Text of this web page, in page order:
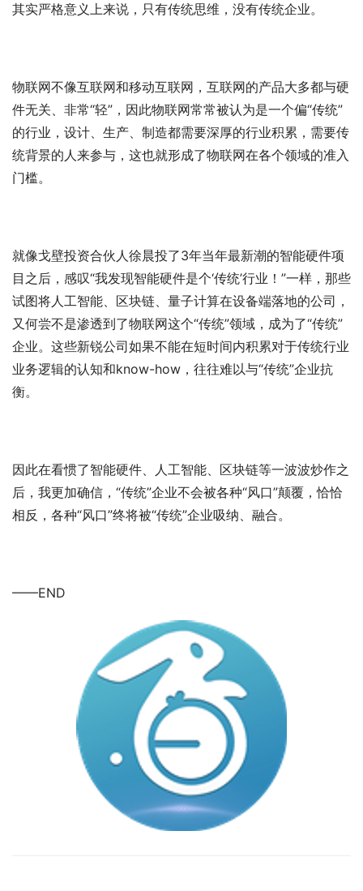
其实严格意义上来说，只有传统思维，没有传统企业。
物联网不像互联网和移动互联网，互联网的产品大多都与硬
件无关、非常“轻”，因此物联网常常被认为是一个偏“传统”
的行业，设计、生产、制造都需要深厚的行业积累，需要传
统背景的人来参与，这也就形成了物联网在各个领域的准入
门槛。
就像戈壁投资合伙人徐晨投了3年当年最新潮的智能硬件项
目之后，感叹“我发现智能硬件是个‘传统’行业！”一样，那些
试图将人工智能、区块链、量子计算在设备端落地的公司，
又何尝不是渗透到了物联网这个“传统”领域，成为了“传统”
企业。这些新锐公司如果不能在短时间内积累对于传统行业
业务逻辑的认知和know-how，往往难以与“传统”企业抗
衡。
因此在看惯了智能硬件、人工智能、区块链等一波波炒作之
后，我更加确信，“传统”企业不会被各种“风口”颠覆，恰恰
相反，各种“风口”终将被“传统”企业吸纳、融合。
——END